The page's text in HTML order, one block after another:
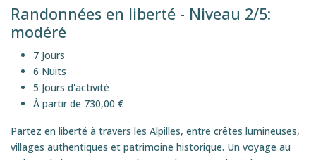
Randonnées en liberté - Niveau 2/5:
modéré
7 Jours
6 Nuits
5 Jours d'activité
À partir de 730,00 €
Partez en liberté à travers les Alpilles, entre crêtes lumineuses,
villages authentiques et patrimoine historique. Un voyage au